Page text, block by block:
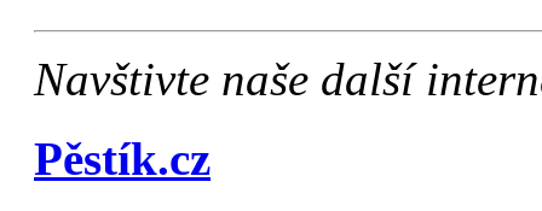
Navštivte naše další
Pěstík.cz